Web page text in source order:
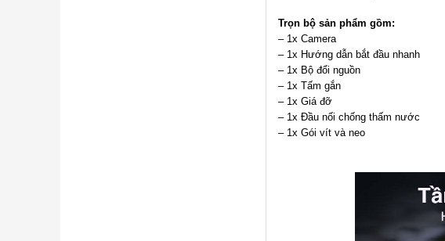
Trọn bộ sản phẩm gồm:
– 1x Camera
– 1x Hướng dẫn bắt đầu nhanh
– 1x Bộ đổi nguồn
– 1x Tấm gắn
– 1x Giá đỡ
– 1x Đầu nối chống thấm nước
– 1x Gói vít và neo